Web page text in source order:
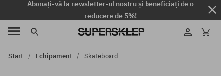
Abonați-vă la newsletter-ul nostru și beneficiați de o
reducere de 5%!
Start Echipament Skateboard